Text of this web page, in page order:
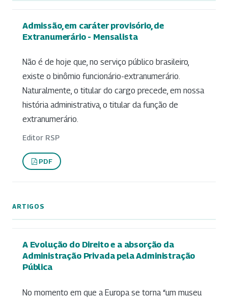
Admissão, em caráter provisório, de
Extranumerário - Mensalista
Não é de hoje que, no serviço público brasileiro,
existe o binômio funcionário-extranumerário.
Naturalmente, o titular do cargo precede, em nossa
história administrativa, o titular da função de
extranumerário.
Editor RSP
PDF
ARTIGOS
A Evolução do Direito e a absorção da
Administração Privada pela Administração
Pública
No momento em que a Europa se torna “um museu